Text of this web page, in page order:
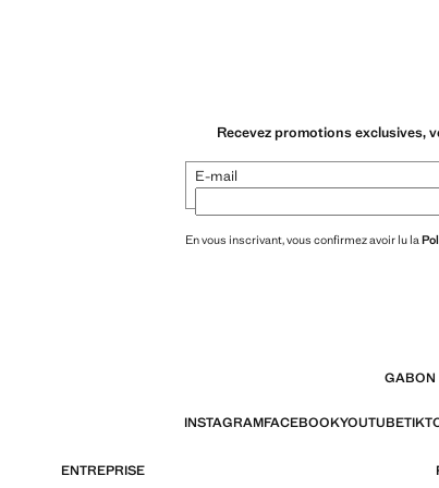
Recevez promotions exclusives,
E-mail
En vous inscrivant, vous confirmez avoir lu la
GABON
INSTAGRAMFACEBOOKYOUTUBE
ENTREPRISE